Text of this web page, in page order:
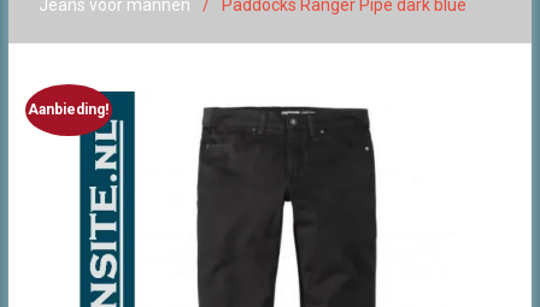
Jeans voor mannen
Paddocks Ranger Pipe dark blue
Aanbieding!